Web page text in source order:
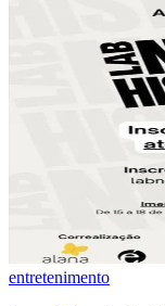
entretenimento